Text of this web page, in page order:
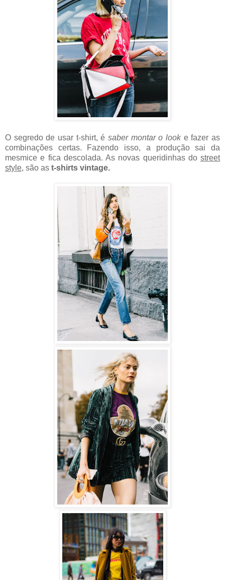
O segredo de usar t-shirt, é saber montar o looke fazer as
combinações certas. Fazendo isso, a produção sai da
mesmice e fica descolada. As novas queridinhas do street
style, são as t-shirts vintage.